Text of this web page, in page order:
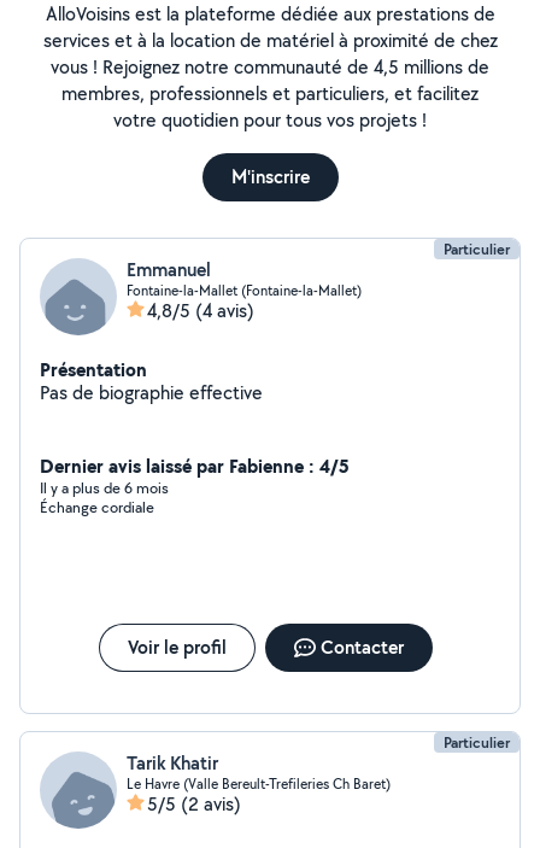
AlloVoisins est la plateforme dédiée aux prestations de
services et à la location de matériel à proximité de chez
vous ! Rejoignez notre communauté de 4,5 millions de
membres, professionnels et particuliers, et facilitez
votre quotidien pour tous vos projets !
M'inscrire
Particulier
Emmanuel
Fontaine-la-Mallet (Fontaine-la-Mallet)
4,8/5 (4 avis)
Présentation
Pas de biographie effective
Dernier avis laissé par Fabienne : 4/5
Il y a plus de 6 mois
Échange cordiale
Voir le profil Contacter
Particulier
Tarik Khatir
Le Havre (Valle Bereult-Trefileries Ch Baret)
5/5 (2 avis)